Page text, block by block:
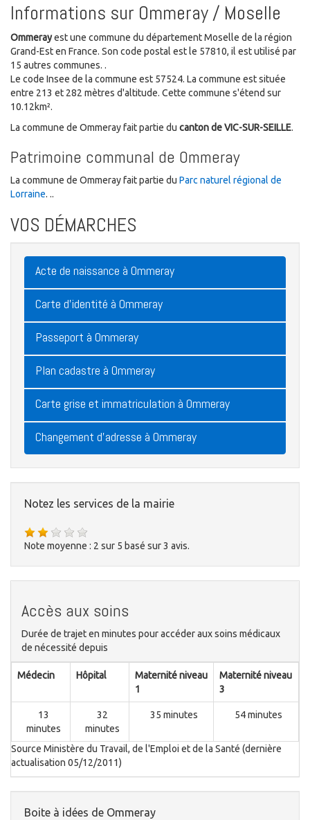
Informations sur Ommeray / Moselle
Ommerayest une commune du département Moselle de la région
Grand-Est en France. Son code postal est le 57810, il est utilisé par
15 autres communes. .
Le code Insee de la commune est 57524. La commune est située
entre 213 et 282 mètres d'altitude. Cette commune s'étend sur
10.12km².
La commune de Ommeray fait partie du canton de VIC-SUR-SEILLE.
Patrimoine communal de Ommeray
La commune de Ommeray fait partie du Parc naturel régional de
Lorraine. ..
VOS DÉMARCHES
Acte de naissance à Ommeray
Carte d'identité à Ommeray
Passeport à Ommeray
Plan cadastre à Ommeray
Carte grise et immatriculation à Ommeray
Changement d'adresse à Ommeray
Notez les services de la mairie
Note moyenne : 2 sur 5 basé sur3 avis.
Accès aux soins
Durée de trajet en minutes pour accéder aux soins médicaux
de nécessité depuis
Médecin Hôpital
Maternité niveau
1
Maternité niveau
3
13
minutes
32
minutes
35 minutes 54 minutes
Source Ministère du Travail, de l'Emploi et de la Santé (dernière
actualisation 05/12/2011)
Boite à idées de Ommeray